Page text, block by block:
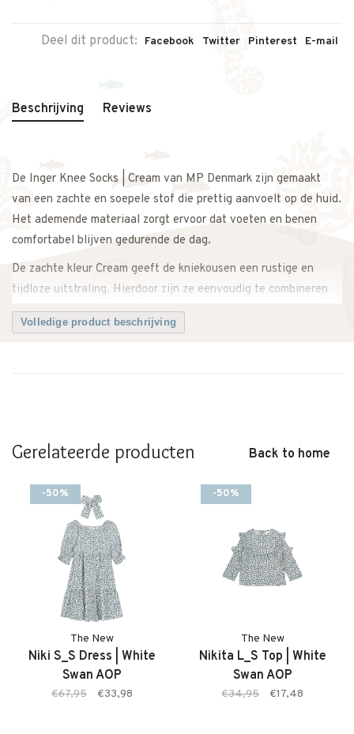
Deel dit product: Facebook Twitter Pinterest E-mail
Beschrijving Reviews
De Inger Knee Socks | Cream van MP Denmark zijn gemaakt
van een zachte en soepele stof die prettig aanvoelt op de huid.
Het ademende materiaal zorgt ervoor dat voeten en benen
comfortabel blijven gedurende de dag.
De zachte kleur Cream geeft de kniekousen een rustige en
tijdloze uitstraling. Hierdoor zijn ze eenvoudig te combineren
met jurken, rokjes en verschillende outfits.
Dankzij de elastische boord blijven de kniekousen goed zitten
Een comfortabel en stijlvol paar kniekousen dat zachtheid,
Twijfel je over de maat? Neem gerust contact met ons op. We
adviseren je graag.
Kenmerken
• Inger Knee Socks van MP Denmark
• Kleur: Cream
• Zachte en soepele stof
• Ademend en comfortabel materiaal
• Elastische boord
• Comfortabele pasvorm
Volledige product beschrijving
Gerelateerde producten Back to home
-50%
The New
Niki S_S Dress | White
Swan AOP
€67,95 €33,98
-50%
The New
Nikita L_S Top | White
Swan AOP
€34,95 €17,48